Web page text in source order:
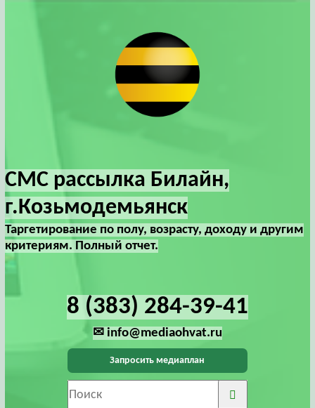
СМС рассылка Билайн,
г.Козьмодемьянск
Таргетирование по полу, возрасту, доходу и другим
критериям. Полный отчет.
8 (383) 284-39-41
✉ info@mediaohvat.ru
Запросить медиаплан